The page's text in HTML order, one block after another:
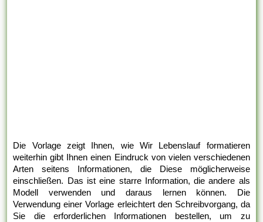
Die Vorlage zeigt Ihnen, wie Wir Lebenslauf formatieren
weiterhin gibt Ihnen einen Eindruck von vielen verschiedenen
Arten seitens Informationen, die Diese möglicherweise
einschließen. Das ist eine starre Information, die andere als
Modell verwenden und daraus lernen können. Die
Verwendung einer Vorlage erleichtert den Schreibvorgang, da
Sie die erforderlichen Informationen bestellen, um zu